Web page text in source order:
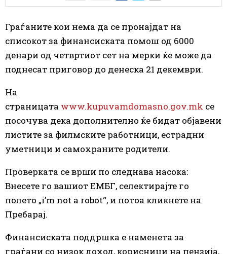
Граѓаните кои нема да се пронајдат на
списокот за финансиската помош од 6000
денари од четвртиот сет на мерки ќе може да
поднесат приговор до денеска 21 декември.
На
страницата www.kupuvamdomasno.gov.mk се
посочува дека дополнително ќе бидат објавени
листите за филмските работници, естрадни
уметници и самохраните родители.
Проверката се врши по следнава насока:
Внесете го вашиот ЕМБГ, селектирајте го
полето „i’m not a robot“, и потоа кликнете на
Пребарај.
Финансиската поддршка е наменета за
граѓани со низок доход, корисници на пензија,